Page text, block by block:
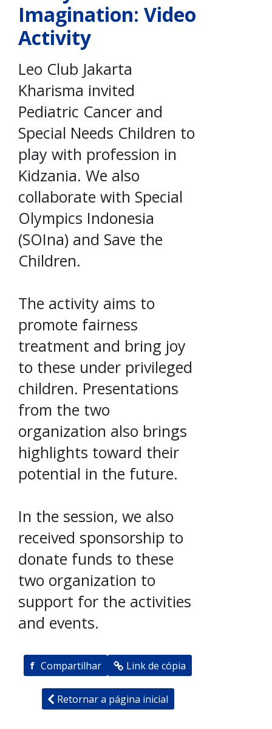
Imagination: Video
Activity
Leo Club Jakarta
Kharisma invited
Pediatric Cancer and
Special Needs Children to
play with profession in
Kidzania. We also
collaborate with Special
Olympics Indonesia
(SOIna) and Save the
Children.
The activity aims to
promote fairness
treatment and bring joy
to these under privileged
children. Presentations
from the two
organization also brings
highlights toward their
potential in the future.
In the session, we also
received sponsorship to
donate funds to these
two organization to
support for the activities
and events.
f Compartilhar Link de cópia
Retornar a página inicial